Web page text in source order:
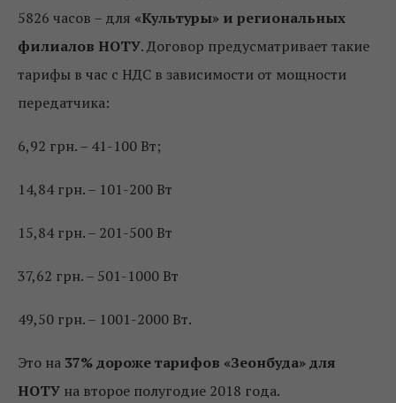
5826 часов – для «Культуры» и региональных
филиалов НОТУ. Договор предусматривает такие
тарифы в час с НДС в зависимости от мощности
передатчика:
6,92 грн. – 41-100 Вт;
14,84 грн. – 101-200 Вт
15,84 грн. – 201-500 Вт
37,62 грн. – 501-1000 Вт
49,50 грн. – 1001-2000 Вт.
Это на 37% дороже тарифов «Зеонбуда» для
НОТУ на второе полугодие 2018 года.